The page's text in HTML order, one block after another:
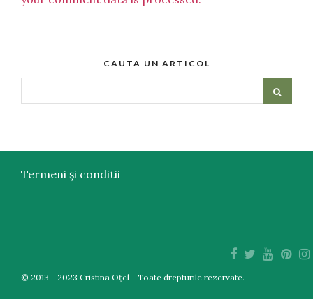
CAUTA UN ARTICOL
Termeni și conditii
© 2013 - 2023 Cristina Oțel - Toate drepturile rezervate.